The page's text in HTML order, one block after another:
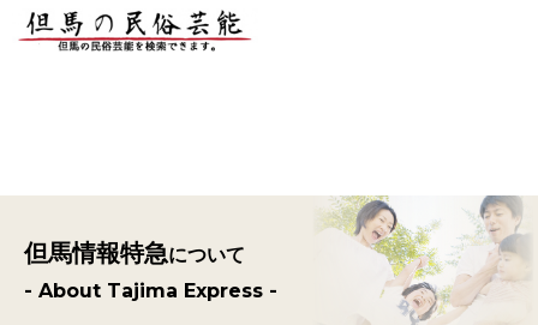
但馬情報特急について
- About Tajima Express -